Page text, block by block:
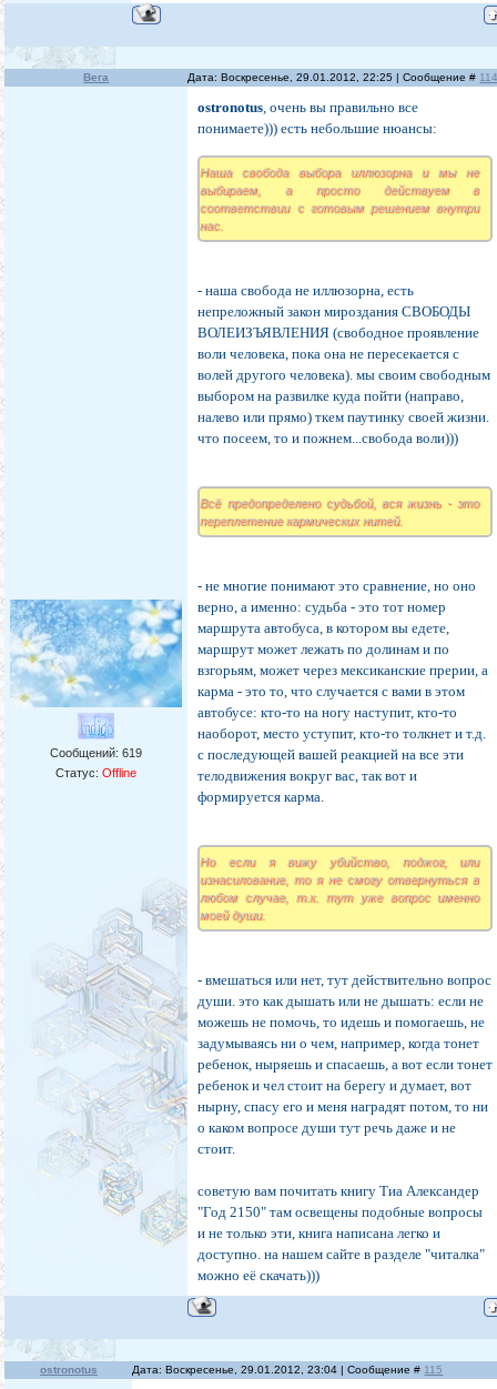
Вега Дата: Воскресенье, 29.01.2012, 22:25 | Сообщение #
Сообщений:619
Статус:Offline
ostronotus, очень вы правильно все
понимаете))) есть небольшие нюансы:
Наша свобода выбора иллюзорна и мы не
выбираем, а просто действуем в
соответствии с готовым решением внутри
нас.
- наша свобода не иллюзорна, есть
непреложный закон мироздания СВОБОДЫ
ВОЛЕИЗЪЯВЛЕНИЯ (свободное проявление
воли человека, пока она не пересекается с
волей другого человека). мы своим свободным
выбором на развилке куда пойти (направо,
налево или прямо) ткем паутинку своей жизни.
что посеем, то и пожнем...свобода воли)))
Всё предопределено судьбой, вся жизнь - это
переплетение кармических нитей.
- не многие понимают это сравнение, но оно
верно, а именно: судьба - это тот номер
маршрута автобуса, в котором вы едете,
маршрут может лежать по долинам и по
взгорьям, может через мексиканские прерии, а
карма - это то, что случается с вами в этом
автобусе: кто-то на ногу наступит, кто-то
наоборот, место уступит, кто-то толкнет и т.д.
с последующей вашей реакцией на все эти
телодвижения вокруг вас, так вот и
формируется карма.
Но если я вижу убийство, поджог, или
изнасилование, то я не смогу отвернуться в
любом случае, т.к. тут уже вопрос именно
моей души.
- вмешаться или нет, тут действительно вопрос
души. это как дышать или не дышать: если не
можешь не помочь, то идешь и помогаешь, не
задумываясь ни о чем, например, когда тонет
ребенок, ныряешь и спасаешь, а вот если тонет
ребенок и чел стоит на берегу и думает, вот
нырну, спасу его и меня наградят потом, то ни
о каком вопросе души тут речь даже и не
стоит.
советую вам почитать книгу Тиа Александер
"Год 2150" там освещены подобные вопросы
и не только эти, книга написана легко и
доступно. на нашем сайте в разделе "читалка"
можно её скачать)))
ostronotus Дата: Воскресенье, 29.01.2012, 23:04 | Сообщение # 115